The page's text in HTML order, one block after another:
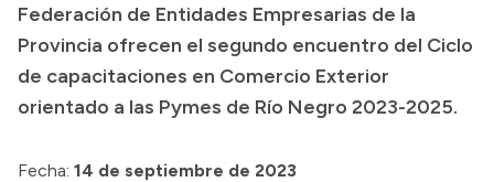
Federación de Entidades Empresarias de la
Provincia ofrecen el segundo encuentro del Ciclo
de capacitaciones en Comercio Exterior
orientado a las Pymes de Río Negro 2023-2025.
Fecha: 14 de septiembre de 2023